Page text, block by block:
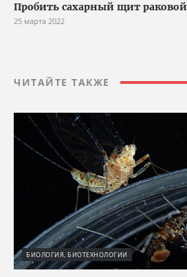
Пробить сахарный щит
25 марта 2022
ЧИТАЙТЕ ТАКЖЕ
БИОЛОГИЯ, БИОТЕХНОЛОГИИ